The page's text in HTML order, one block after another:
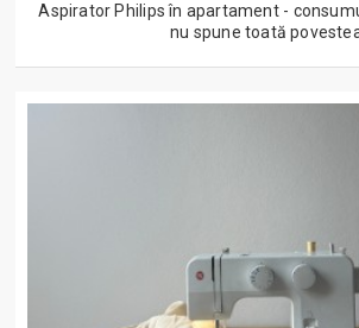
Aspirator Philips în apartament -
nu spune toată